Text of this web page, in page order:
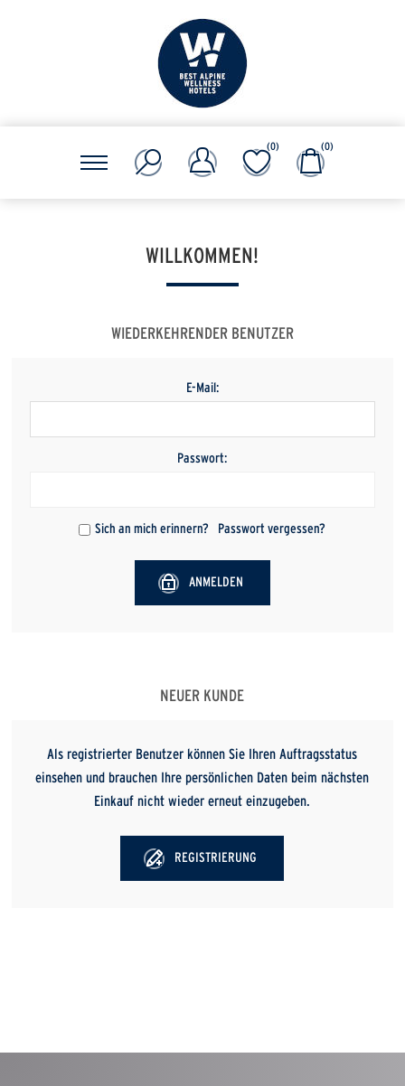
(0) (0)
WILLKOMMEN!
WIEDERKEHRENDER BENUTZER
E-Mail:
Passwort:
Sich an mich erinnern? Passwort vergessen?
ANMELDEN
NEUER KUNDE
Als registrierter Benutzer können Sie Ihren Auftragsstatus
einsehen und brauchen Ihre persönlichen Daten beim nächsten
Einkauf nicht wieder erneut einzugeben.
REGISTRIERUNG